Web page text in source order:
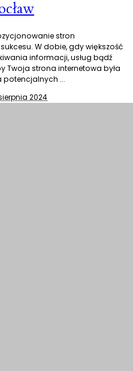
stron
W dobie, gdy większość
informacji, usług bądź
Twoja strona internetowa była
potencjalnych ...
2024